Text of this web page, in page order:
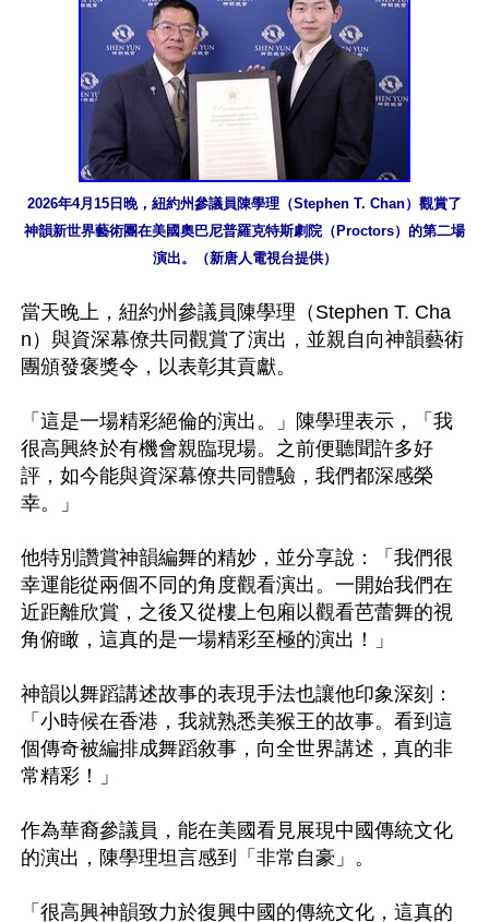
2026年4月15日晚，紐約州參議員陳學理（Stephen T. Chan）觀賞了
神韻新世界藝術團在美國奧巴尼普羅克特斯劇院（Proctors）的第二場
演出。（新唐人電視台提供）
當天晚上，紐約州參議員陳學理（Stephen T. Cha
n）與資深幕僚共同觀賞了演出，並親自向神韻藝術
團頒發褒獎令，以表彰其貢獻。
「這是一場精彩絕倫的演出。」陳學理表示，「我
很高興終於有機會親臨現場。之前便聽聞許多好
評，如今能與資深幕僚共同體驗，我們都深感榮
幸。」
他特別讚賞神韻編舞的精妙，並分享說：「我們很
幸運能從兩個不同的角度觀看演出。一開始我們在
近距離欣賞，之後又從樓上包廂以觀看芭蕾舞的視
角俯瞰，這真的是一場精彩至極的演出！」
神韻以舞蹈講述故事的表現手法也讓他印象深刻：
「小時候在香港，我就熟悉美猴王的故事。看到這
個傳奇被編排成舞蹈敘事，向全世界講述，真的非
常精彩！」
作為華裔參議員，能在美國看見展現中國傳統文化
的演出，陳學理坦言感到「非常自豪」。
「很高興神韻致力於復興中國的傳統文化，這真的